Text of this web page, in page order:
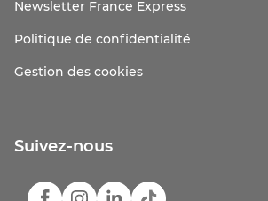
Newsletter France Express
Politique de confidentialité
Gestion des cookies
Suivez-nous